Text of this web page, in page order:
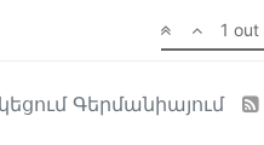
1
Գերմանիայում